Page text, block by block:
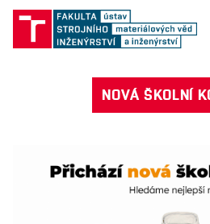
NOVÁ ŠKOLNÍ